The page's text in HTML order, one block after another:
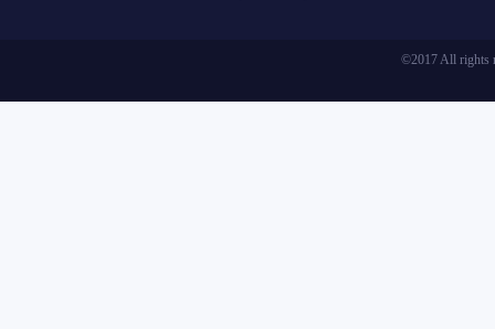
©2017 All rights